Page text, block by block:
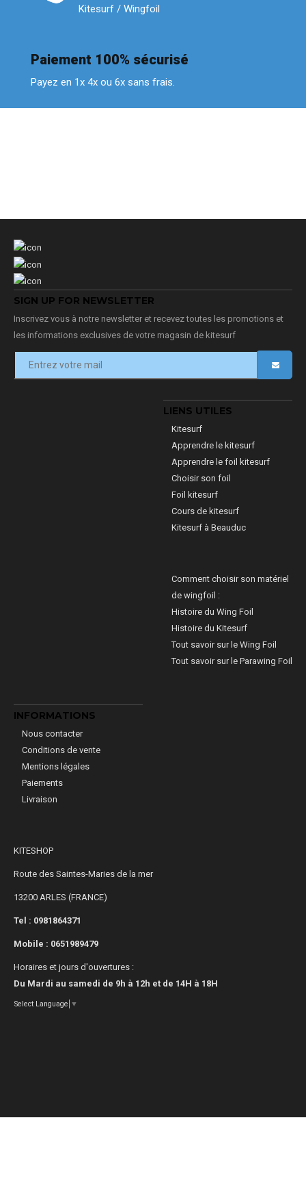
Kitesurf / Wingfoil
Paiement 100% sécurisé
Payez en 1x 4x ou 6x sans frais.
SIGN UP FOR NEWSLETTER
Inscrivez vous à notre newsletter et recevez toutes les promotions et
les informations exclusives de votre magasin de kitesurf
LIENS UTILES
Kitesurf
Apprendre le kitesurf
Apprendre le foil kitesurf
Choisir son foil
Foil kitesurf
Cours de kitesurf
Kitesurf à Beauduc
Comment choisir son matériel
de wingfoil :
Histoire du Wing Foil
Histoire du Kitesurf
Tout savoir sur le Wing Foil
Tout savoir sur le Parawing Foil
INFORMATIONS
Nous contacter
Conditions de vente
Mentions légales
Paiements
Livraison
KITESHOP
Route des Saintes-Maries de la mer
13200 ARLES (FRANCE)
Tel : 0981864371
Mobile : 0651989479
Horaires et jours d'ouvertures :
Du Mardi au samedi de 9h à 12h et de 14H à 18H
Select Language ▼